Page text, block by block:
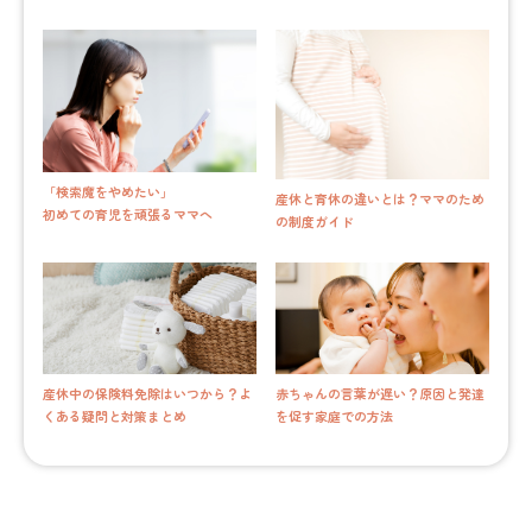
「検索魔をやめたい」
初めての育児を頑張るママへ
産休と育休の違いとは？ママのため
の制度ガイド
産休中の保険料免除はいつから？よ
くある疑問と対策まとめ
赤ちゃんの言葉が遅い？原因と発達
を促す家庭での方法